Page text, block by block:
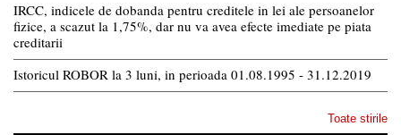
IRCC, indicele de dobanda pentru creditele in lei ale persoanelor
fizice, a scazut la 1,75%, dar nu va avea efecte imediate pe piata
creditarii
Istoricul ROBOR la 3 luni, in perioada 01.08.1995 - 31.12.2019
Toate stirile